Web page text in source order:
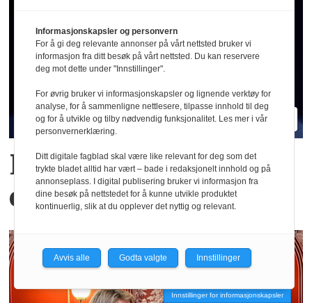
Hva er egentlig KI-
effekten i Oljefondet?
Innstillinger for informasjonskapsler
Informasjonskapsler og personvern
For å gi deg relevante annonser på vårt nettsted bruker vi
informasjon fra ditt besøk på vårt nettsted. Du kan reservere
deg mot dette under "Innstillinger".
For øvrig bruker vi informasjonskapsler og lignende verktøy for
analyse, for å sammenligne nettlesere, tilpasse innhold til deg
og for å utvikle og tilby nødvendig funksjonalitet. Les mer i vår
personvernerklæring.
Ditt digitale fagblad skal være like relevant for deg som det
trykte bladet alltid har vært – bade i redaksjonelt innhold og på
annonseplass. I digital publisering bruker vi informasjon fra
dine besøk på nettstedet for å kunne utvikle produktet
kontinuerlig, slik at du opplever det nyttig og relevant.
Avvis alle Godta valgte Innstillinger